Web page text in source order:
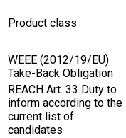
Product class
WEEE (2012/19/EU)
Take-Back Obligation
REACH Art. 33 Duty to
inform according to the
current list of
candidates